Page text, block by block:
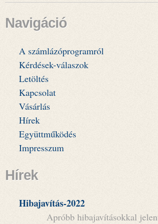
Navigáció
A számlázóprogramról
Kérdések-válaszok
Letöltés
Kapcsolat
Vásárlás
Hírek
Együttműködés
Impresszum
Hírek
Hibajavítás-2022
Apróbb hibajavításokkal